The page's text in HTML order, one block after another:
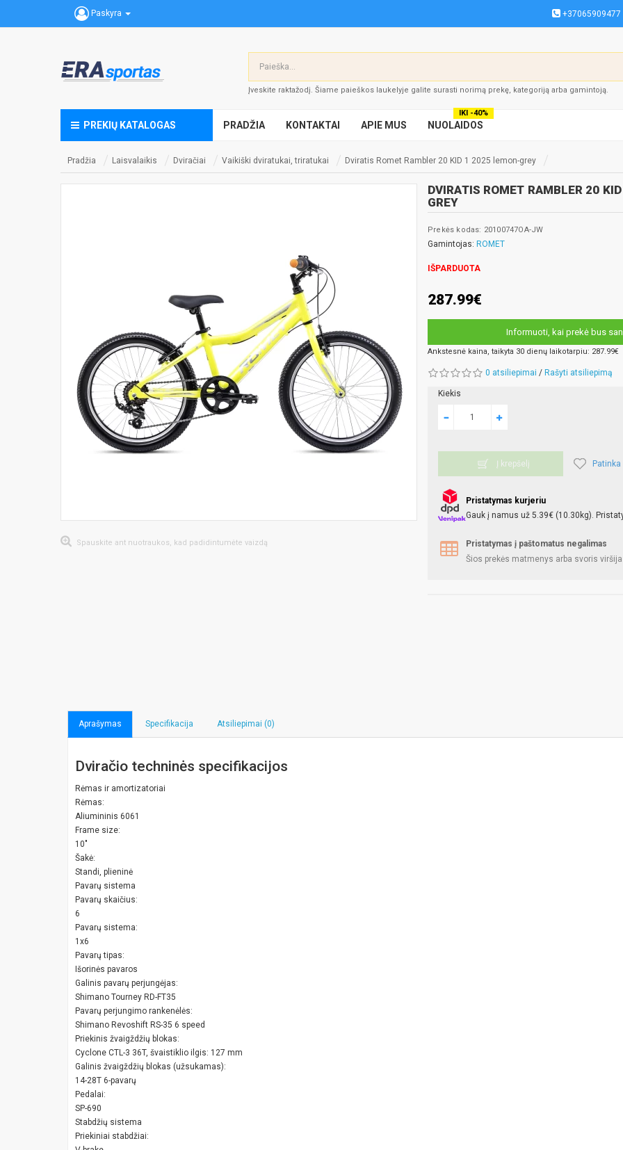
Paskyra +37065909477
Įveskite raktažodį. Šiame paieškos laukelyje galite surasti norimą prekę, kategoriją arba gamintoją.
PREKIŲ KATALOGAS PRADŽIA KONTAKTAI APIE MUS NUOLAIDOS
IKI -40%
Pradžia Laisvalaikis Dviračiai Vaikiški dviratukai, triratukai Dviratis Romet Rambler 20 KID 1 2025 lemon-grey
Spauskite ant nuotraukos, kad padidintumėte vaizdą
DVIRATIS ROMET RAMBLER 20
GREY
Prekės kodas: 20100747OA-JW
Gamintojas: ROMET
IŠPARDUOTA
287.99€
Informuoti, kai prekė bus
Ankstesnė kaina, taikyta 30 dienų laikotarpiu: 287.99€
0 atsiliepimai / Rašyti atsiliepimą
Kiekis
Į krepšelį Patinka
Pristatymas kurjeriu
Gauk į namus už 5.39€ (10.30kg).
Pristatymas į paštomatus negalimas
Šios prekės matmenys arba svoris
Aprašymas Specifikacija Atsiliepimai (0)
Dviračio techninės specifikacijos
Rėmas ir amortizatoriai
Rėmas:
Aliumininis 6061
Frame size:
10"
Šakė:
Standi, plieninė
Pavarų sistema
Pavarų skaičius:
6
Pavarų sistema:
1x6
Pavarų tipas:
Išorinės pavaros
Galinis pavarų perjungėjas:
Shimano Tourney RD-FT35
Pavarų perjungimo rankenėlės:
Shimano Revoshift RS-35 6 speed
Priekinis žvaigždžių blokas:
Cyclone CTL-3 36T, švaistiklio ilgis: 127 mm
Galinis žvaigždžių blokas (užsukamas):
14-28T 6-pavarų
Pedalai:
SP-690
Stabdžių sistema
Priekiniai stabdžiai: